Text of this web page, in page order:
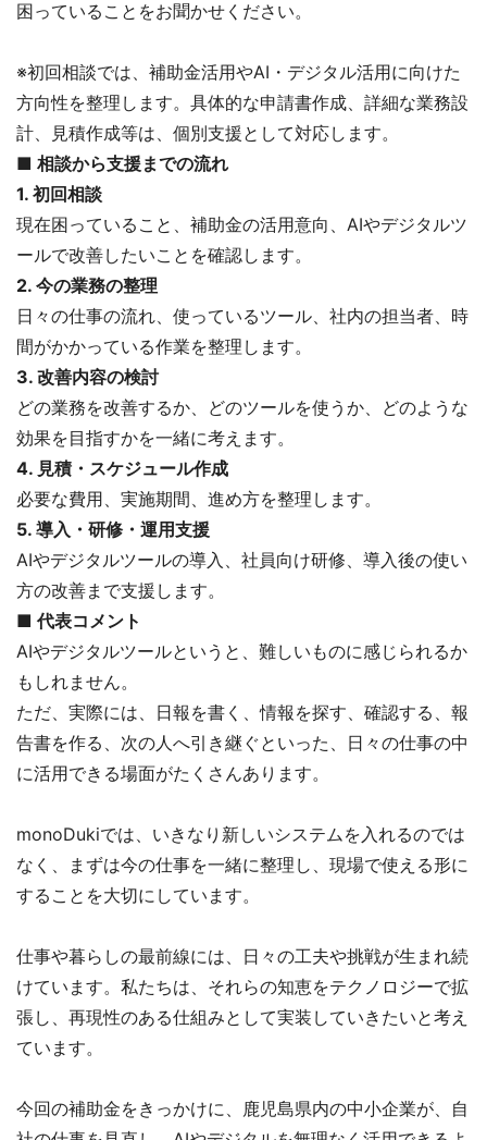
困っていることをお聞かせください。
※初回相談では、補助金活用やAI・デジタル活用に向けた
方向性を整理します。具体的な申請書作成、詳細な業務設
計、見積作成等は、個別支援として対応します。
■ 相談から支援までの流れ
1. 初回相談
現在困っていること、補助金の活用意向、AIやデジタルツ
ールで改善したいことを確認します。
2. 今の業務の整理
日々の仕事の流れ、使っているツール、社内の担当者、時
間がかかっている作業を整理します。
3. 改善内容の検討
どの業務を改善するか、どのツールを使うか、どのような
効果を目指すかを一緒に考えます。
4. 見積・スケジュール作成
必要な費用、実施期間、進め方を整理します。
5. 導入・研修・運用支援
AIやデジタルツールの導入、社員向け研修、導入後の使い
方の改善まで支援します。
■ 代表コメント
AIやデジタルツールというと、難しいものに感じられるか
もしれません。
ただ、実際には、日報を書く、情報を探す、確認する、報
告書を作る、次の人へ引き継ぐといった、日々の仕事の中
に活用できる場面がたくさんあります。
monoDukiでは、いきなり新しいシステムを入れるのでは
なく、まずは今の仕事を一緒に整理し、現場で使える形に
することを大切にしています。
仕事や暮らしの最前線には、日々の工夫や挑戦が生まれ続
けています。私たちは、それらの知恵をテクノロジーで拡
張し、再現性のある仕組みとして実装していきたいと考え
ています。
今回の補助金をきっかけに、鹿児島県内の中小企業が、自